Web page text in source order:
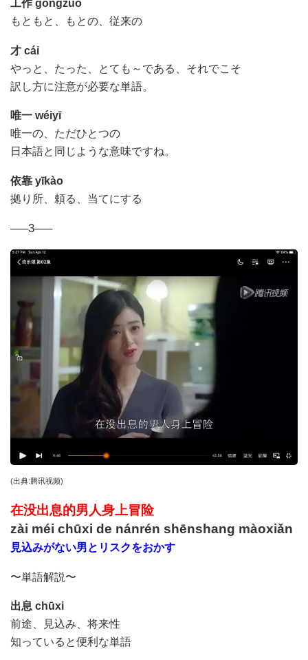
工作 gōngzuò
もともと、もとの、従来の
才 cái
やっと、たった、とても～である、それでこそ
訳し方に注意が必要な単語。
唯一 wéiyī
唯一の、ただひとつの
日本語と同じような意味ですね。
依靠 yīkào
拠り所、頼る、当てにする
—–3—–
(出典:腾讯视频)
在没出息的男人身上冒险
zài méi chūxi de nánrén shēnshang màoxiǎn
見込みがない男とリスクをおかす
〜単語解説〜
出息 chūxi
前途、見込み、将来性
知っていると便利な単語